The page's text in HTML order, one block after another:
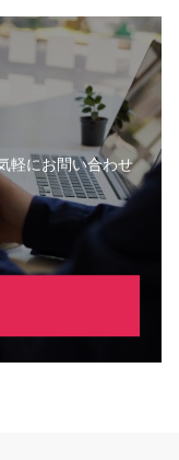
軽にお問い合わせ